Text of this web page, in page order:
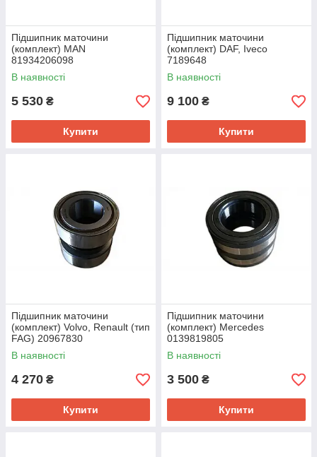
Підшипник маточини
(комплект) MAN
81934206098
В наявності
5 530 ₴
Купити
Підшипник маточини
(комплект) DAF, Iveco
7189648
В наявності
9 100 ₴
Купити
Підшипник маточини
(комплект) Volvo, Renault (тип
FAG) 20967830
В наявності
4 270 ₴
Купити
Підшипник маточини
(комплект) Mercedes
0139819805
В наявності
3 500 ₴
Купити